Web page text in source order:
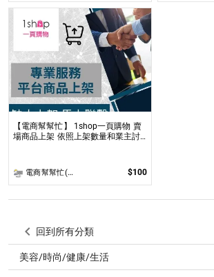
【電商幫幫忙】 1shop一頁購物 賣
場商品上架 依照上架數量和業主討
電商幫幫忙(電商平台代營運/電商上架/運營策略/網路行銷) $100
回到所有分類
美容/時尚/健康/生活